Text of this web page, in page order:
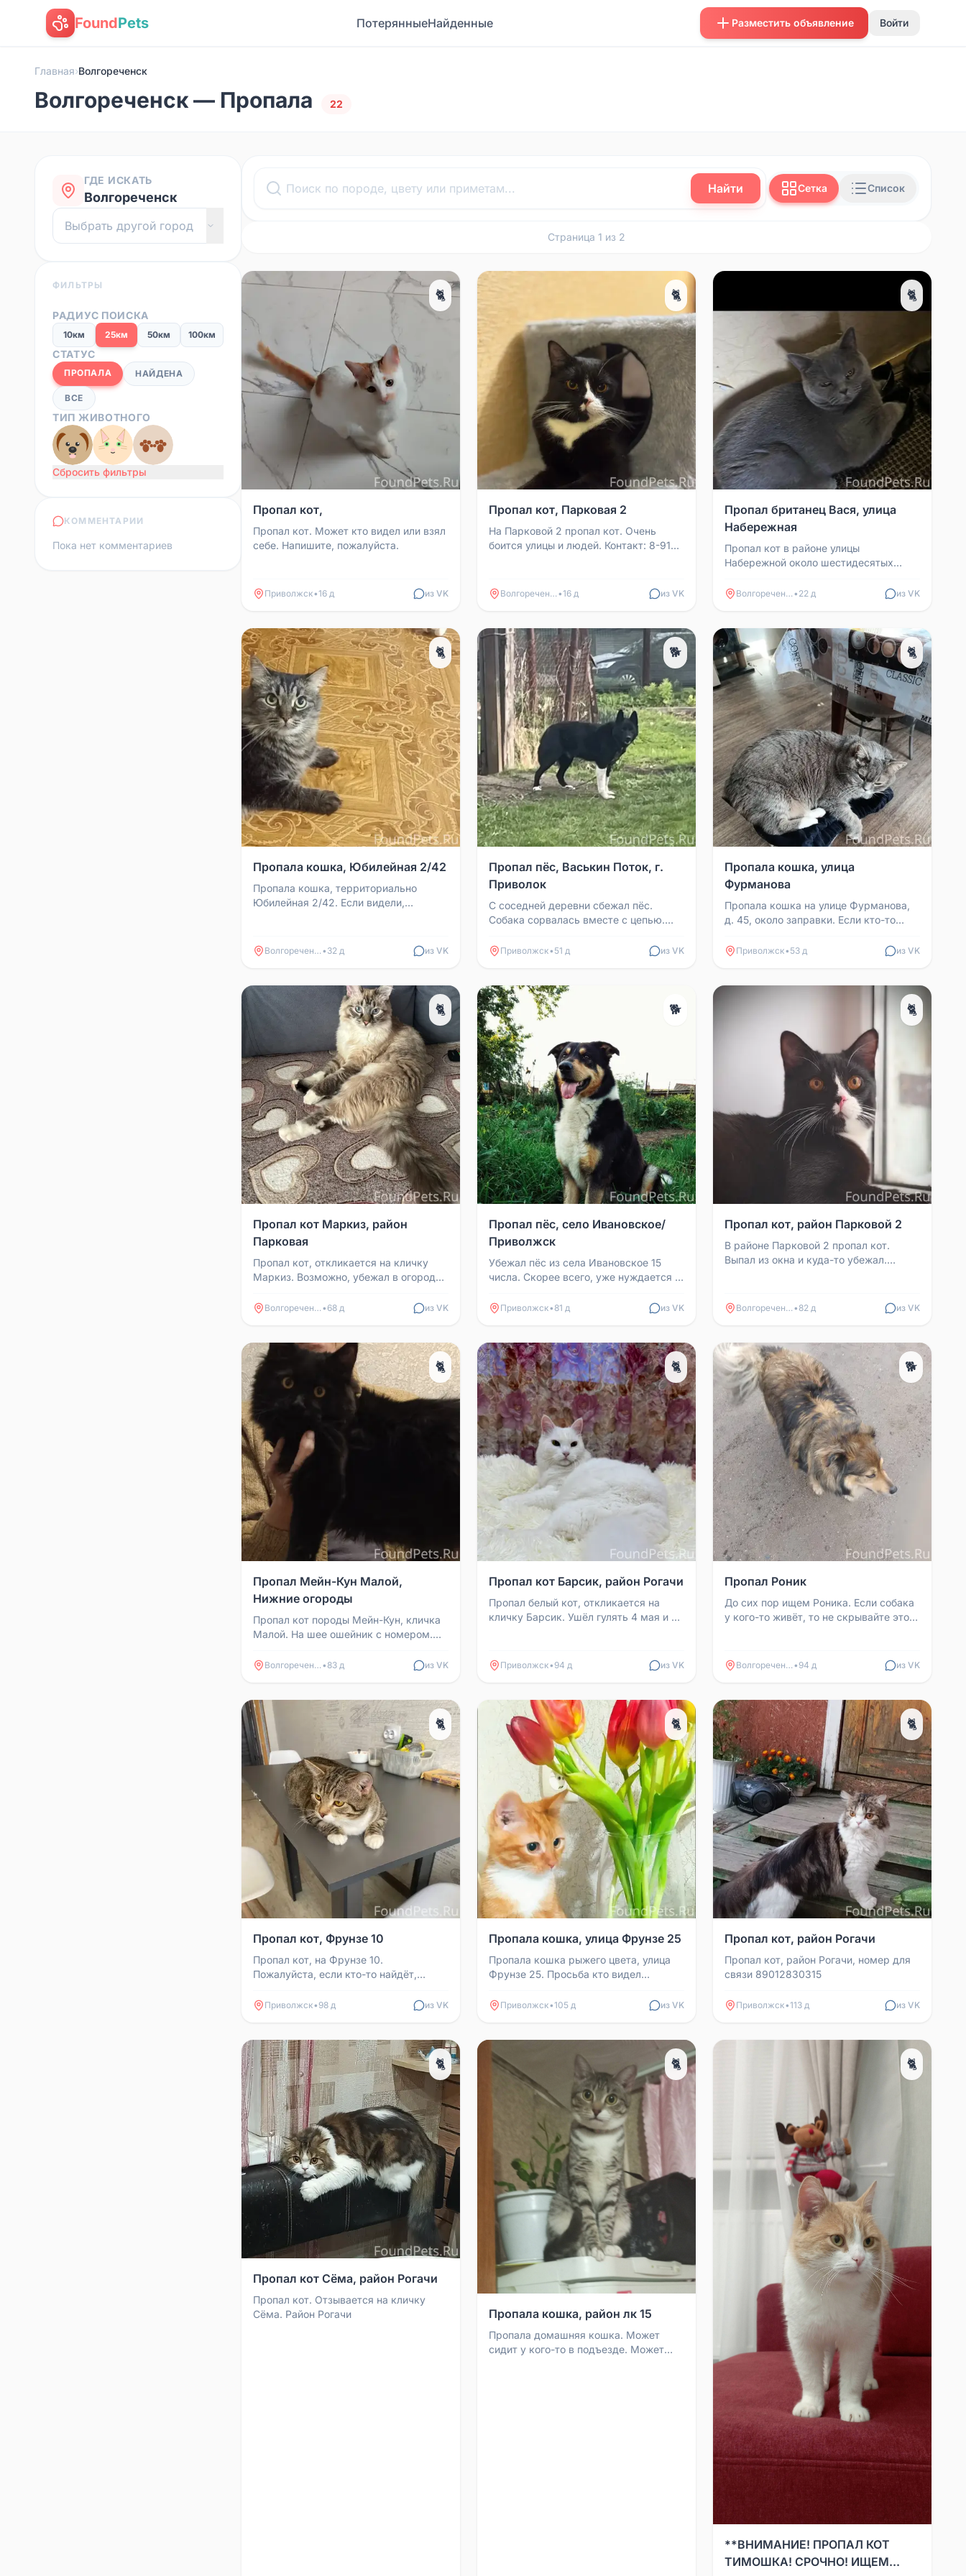
FoundPets ПотерянныеНайденные Разместить объявление Войти
Главная›Волгореченск
Волгореченск — Пропала 22
ГДЕ ИСКАТЬ
Волгореченск
ФИЛЬТРЫ
РАДИУС ПОИСКА
10км 25км 50км 100км
СТАТУС
ПРОПАЛА НАЙДЕНА
ВСЕ
ТИП ЖИВОТНОГО
Сбросить фильтры
КОММЕНТАРИИ
Пока нет комментариев
Найти Сетка Список
Страница 1 из 2
🐈
Пропал кот,
Пропал кот. Может кто видел или взял
себе. Напишите, пожалуйста.
Приволжск•16 д из VK
🐈
Пропал кот, Парковая 2
На Парковой 2 пропал кот. Очень
боится улицы и людей. Контакт: 8-910-
Волгореченск•16 д из VK
🐈
Пропал британец Вася, улица
Набережная
Пропал кот в районе улицы
Набережной около шестидесятых
огородах у третьей школы. Прода ...
Волгореченск• 22 д из VK
🐈
Пропала кошка, Юбилейная 2/42
Пропала кошка, территориально
Юбилейная 2/42. Если видели,
Волгореченск• 32 д из VK
🐕
Пропал пёс, Васькин Поток, г.
Приволок
С соседней деревни сбежал пёс.
Собака сорвалась вместе с цепью.
Потоке. Возможно нахо...
Приволжск• 51 д из VK
🐈
Пропала кошка, улица
Фурманова
Пропала кошка на улице Фурманова,
д. 45, около заправки. Если кто-то
89605052920 или напишите...
Приволжск• 53 д из VK
🐈
Пропал кот Маркиз, район
Парковая
Пропал кот, откликается на кличку
Маркиз. Возможно, убежал в огороды.
Парковая 21.Волгореченск•68 д из VK
🐕
Пропал пёс, село Ивановское/
Приволжск
Убежал пёс из села Ивановское 15
числа. Скорее всего, уже нуждается в
добрался до Приволжс...
Приволжск• 81 д из VK
🐈
Пропал кот, район Парковой 2
В районе Парковой 2 пропал кот.
Выпал из окна и куда-то убежал.
Волгореченск• 82 д из VK
🐈
Пропал Мейн-Кун Малой,
Нижние огороды
Пропал кот породы Мейн-Кун, кличка
Малой. На шее ошейник с номером.
приютили.
Волгореченск• 83 д из VK
🐈
Пропал кот Барсик, район Рогачи
Пропал белый кот, откликается на
кличку Барсик. Ушёл гулять 4 мая и не
Приволжск• 94 д из VK
🐕
Пропал Роник
До сих пор ищем Роника. Если собака
у кого-то живёт, то не скрывайте это,
Волгореченск• 94 д из VK
🐈
Пропал кот, Фрунзе 10
Пропал кот, на Фрунзе 10.
Пожалуйста, если кто-то найдёт,
Приволжск• 98 д из VK
🐈
Пропала кошка, улица Фрунзе 25
Пропала кошка рыжего цвета, улица
Фрунзе 25. Просьба кто видел
Приволжск•105 д из VK
🐈
Пропал кот, район Рогачи
Пропал кот, район Рогачи, номер для
связи 89012830315
Приволжск•113 д из VK
🐈
Пропал кот Сёма, район Рогачи
Пропал кот. Отзывается на кличку
Сёма. Район Рогачи
🐈
Пропала кошка, район лк 15
Пропала домашняя кошка. Может
сидит у кого-то в подъезде. Может
🐈
**ВНИМАНИЕ! ПРОПАЛ КОТ
ТИМОШКА! СРОЧНО! ИЩЕМ...